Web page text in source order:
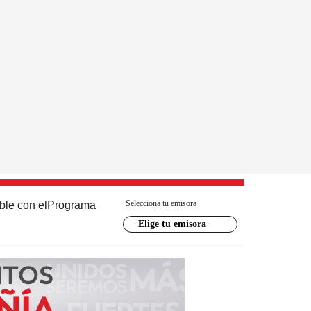
con el Programa Selecciona tu emisora
Elige tu emisora